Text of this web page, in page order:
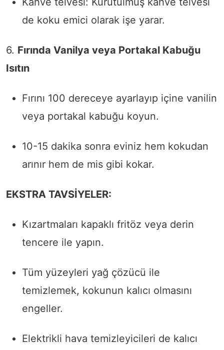
de koku emici olarak işe yarar.
6. Fırında Vanilya veya Portakal Kabuğu
Isıtın
Fırını 100 dereceye ayarlayıp içine vanilin
veya portakal kabuğu koyun.
10-15 dakika sonra eviniz hem kokudan
arınır hem de mis gibi kokar.
EKSTRA TAVSİYELER:
Kızartmaları kapaklı fritöz veya derin
tencere ile yapın.
Tüm yüzeyleri yağ çözücü ile
temizlemek, kokunun kalıcı olmasını
engeller.
Elektrikli hava temizleyicileri de kalıcı